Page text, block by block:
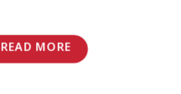
READ MORE